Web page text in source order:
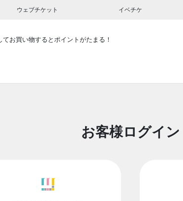
ウェブチケット イベチケ
てお買い物するとポイントがたまる！
お客様ログイン